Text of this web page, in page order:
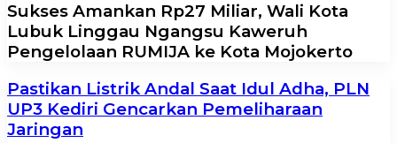
Sukses Amankan Rp27 Miliar, Wali Kota
Lubuk Linggau Ngangsu Kaweruh
Pengelolaan RUMIJA ke Kota Mojokerto
Pastikan Listrik Andal Saat Idul Adha, PLN
UP3 Kediri Gencarkan Pemeliharaan
Jaringan